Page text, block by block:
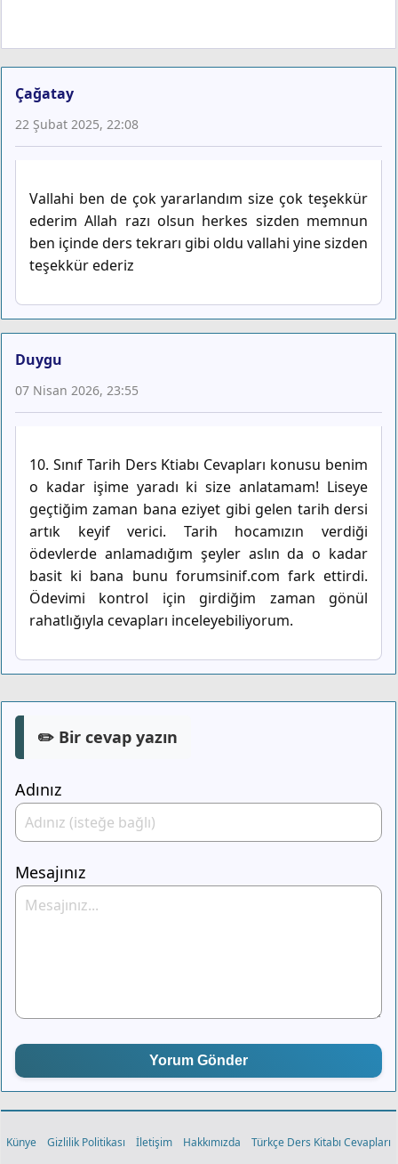
Çağatay
22 Şubat 2025, 22:08
Vallahi ben de çok yararlandım size çok teşekkür
ederim Allah razı olsun herkes sizden memnun
ben içinde ders tekrarı gibi oldu vallahi yine sizden
teşekkür ederiz
Duygu
07 Nisan 2026, 23:55
10. Sınıf Tarih Ders Ktiabı Cevapları konusu benim
o kadar işime yaradı ki size anlatamam! Liseye
geçtiğim zaman bana eziyet gibi gelen tarih dersi
artık keyif verici. Tarih hocamızın verdiği
ödevlerde anlamadığım şeyler aslın da o kadar
basit ki bana bunu forumsinif.com fark ettirdi.
Ödevimi kontrol için girdiğim zaman gönül
rahatlığıyla cevapları inceleyebiliyorum.
✏️ Bir cevap yazın
Adınız
Mesajınız
Yorum Gönder
Künye Gizlilik Politikası İletişim Hakkımızda Türkçe Ders Kitabı Cevapları